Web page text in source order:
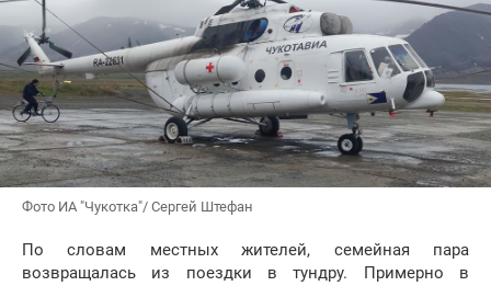
Фото ИА "Чукотка"/ Сергей Штефан
По словам местных жителей, семейная пара
возвращалась из поездки в тундру. Примерно в